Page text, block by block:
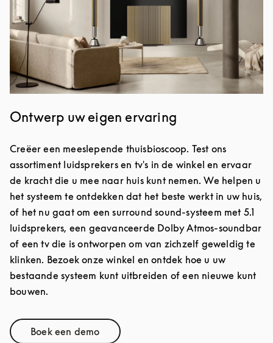
Ontwerp uw eigen ervaring
Creëer een meeslepende thuisbioscoop. Test ons
assortiment luidsprekers en tv's in de winkel en ervaar
de kracht die u mee naar huis kunt nemen. We helpen u
het systeem te ontdekken dat het beste werkt in uw huis,
of het nu gaat om een surround sound-systeem met 5.1
luidsprekers, een geavanceerde Dolby Atmos-soundbar
of een tv die is ontworpen om van zichzelf geweldig te
klinken. Bezoek onze winkel en ontdek hoe u uw
bestaande systeem kunt uitbreiden of een nieuwe kunt
bouwen.
Boek een demoLink Opens in New Tab